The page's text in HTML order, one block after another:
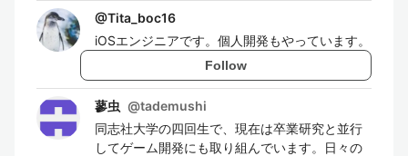
@Tita_boc16
iOSエンジニアです。個人開発もやっています。
Follow
蓼虫 @tademushi
同志社大学の四回生で、現在は卒業研究と並行
してゲーム開発にも取り組んでいます。日々の